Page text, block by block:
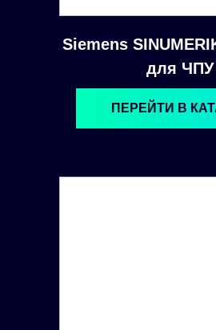
Siemens
для ЧПУ
ПЕРЕЙТИ В